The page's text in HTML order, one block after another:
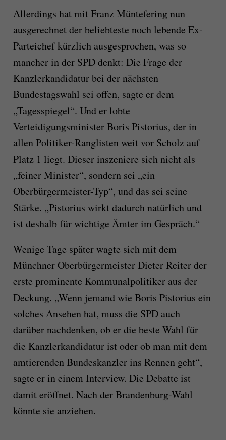
Allerdings hat mit Franz Müntefering nun
ausgerechnet der beliebteste noch lebende Ex-
Parteichef kürzlich ausgesprochen, was so
mancher in der SPD denkt: Die Frage der
Kanzlerkandidatur bei der nächsten
Bundestagswahl sei offen, sagte er dem
„Tagesspiegel“. Und er lobte
Verteidigungsminister Boris Pistorius, der in
allen Politiker-Ranglisten weit vor Scholz auf
Platz 1 liegt. Dieser inszeniere sich nicht als
„feiner Minister“, sondern sei „ein
Oberbürgermeister-Typ“, und das sei seine
Stärke. „Pistorius wirkt dadurch natürlich und
ist deshalb für wichtige Ämter im Gespräch.“
Wenige Tage später wagte sich mit dem
Münchner Oberbürgermeister Dieter Reiter der
erste prominente Kommunalpolitiker aus der
Deckung. „Wenn jemand wie Boris Pistorius ein
solches Ansehen hat, muss die SPD auch
darüber nachdenken, ob er die beste Wahl für
die Kanzlerkandidatur ist oder ob man mit dem
amtierenden Bundeskanzler ins Rennen geht“,
sagte er in einem Interview. Die Debatte ist
damit eröffnet. Nach der Brandenburg-Wahl
könnte sie anziehen.